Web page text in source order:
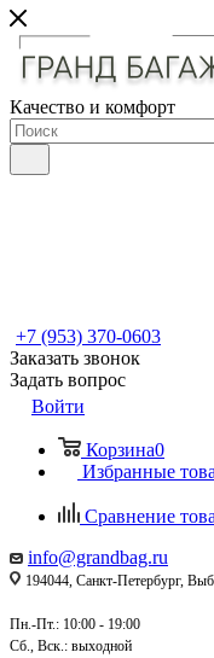
Качество и комфорт
+7 (953) 370-0603
Заказать звонок
Задать вопрос
Войти
Корзина0
Избранные
Сравнение
info@grandbag.ru
194044, Санкт-Петербург,
Пн.-Пт.: 10:00 - 19:00
Сб., Вск.: выходной